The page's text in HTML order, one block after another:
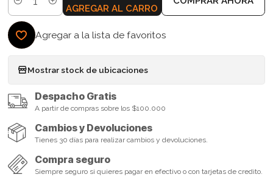
Cantidad AGREGAR AL CARRO
Agregar a la lista de favoritos
Mostrar stock de ubicaciones
Despacho Gratis
A partir de compras sobre los $100.000
Cambios y Devoluciones
Tienes 30 días para realizar cambios y devoluciones.
Compra seguro
Siempre seguro si quieres pagar en efectivo o con tarjetas de credito.